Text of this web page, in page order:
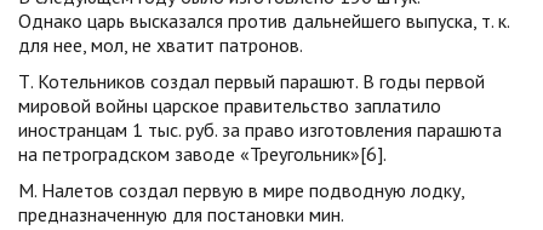
Однако царь высказался против дальнейшего выпуска, т. к.
для нее, мол, не хватит патронов.
Т. Котельников создал первый парашют. В годы первой
мировой войны царское правительство заплатило
иностранцам 1 тыс. руб. за право изготовления парашюта
на петроградском заводе «Треугольник»[6].
М. Налетов создал первую в мире подводную лодку,
предназначенную для постановки мин.